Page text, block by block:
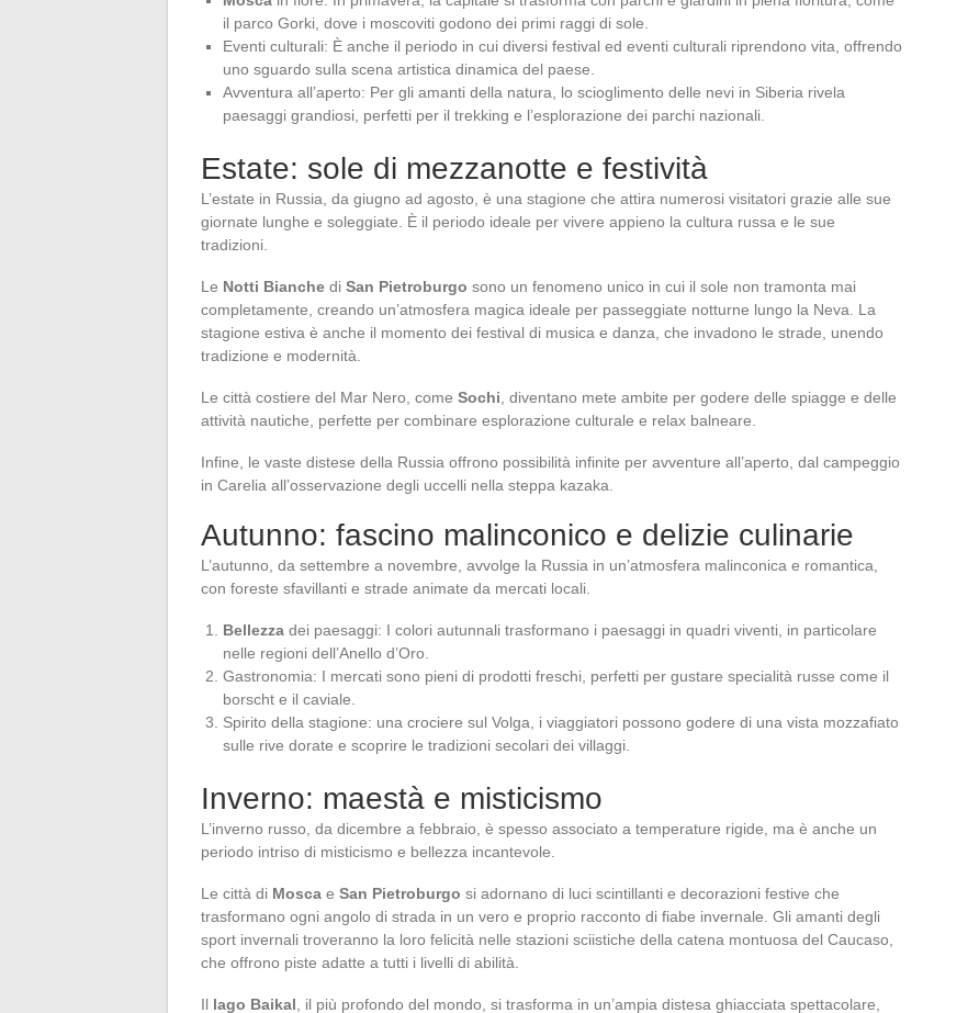
il parco Gorki, dove i moscoviti godono dei primi raggi di sole.
Eventi culturali: È anche il periodo in cui diversi festival ed eventi culturali riprendono vita, offrendo
uno sguardo sulla scena artistica dinamica del paese.
Avventura all’aperto: Per gli amanti della natura, lo scioglimento delle nevi in Siberia rivela
paesaggi grandiosi, perfetti per il trekking e l’esplorazione dei parchi nazionali.
Estate: sole di mezzanotte e festività
L’estate in Russia, da giugno ad agosto, è una stagione che attira numerosi visitatori grazie alle sue
giornate lunghe e soleggiate. È il periodo ideale per vivere appieno la cultura russa e le sue
tradizioni.
Le Notti Bianche di San Pietroburgo sono un fenomeno unico in cui il sole non tramonta mai
completamente, creando un’atmosfera magica ideale per passeggiate notturne lungo la Neva. La
stagione estiva è anche il momento dei festival di musica e danza, che invadono le strade, unendo
tradizione e modernità.
Le città costiere del Mar Nero, come Sochi , diventano mete ambite per godere delle spiagge e delle
attività nautiche, perfette per combinare esplorazione culturale e relax balneare.
Infine, le vaste distese della Russia offrono possibilità infinite per avventure all’aperto, dal campeggio
in Carelia all’osservazione degli uccelli nella steppa kazaka.
Autunno: fascino malinconico e delizie culinarie
L’autunno, da settembre a novembre, avvolge la Russia in un’atmosfera malinconica e romantica,
con foreste sfavillanti e strade animate da mercati locali.
Bellezza dei paesaggi: I colori autunnali trasformano i paesaggi in quadri viventi, in particolare
nelle regioni dell’Anello d’Oro.
Gastronomia: I mercati sono pieni di prodotti freschi, perfetti per gustare specialità russe come il
borscht e il caviale.
Spirito della stagione: una crociere sul Volga, i viaggiatori possono godere di una vista mozzafiato
sulle rive dorate e scoprire le tradizioni secolari dei villaggi.
Inverno: maestà e misticismo
L’inverno russo, da dicembre a febbraio, è spesso associato a temperature rigide, ma è anche un
periodo intriso di misticismo e bellezza incantevole.
Le città di Mosca e San Pietroburgo si adornano di luci scintillanti e decorazioni festive che
trasformano ogni angolo di strada in un vero e proprio racconto di fiabe invernale. Gli amanti degli
sport invernali troveranno la loro felicità nelle stazioni sciistiche della catena montuosa del Caucaso,
che offrono piste adatte a tutti i livelli di abilità.
Il lago Baikal , il più profondo del mondo, si trasforma in un’ampia distesa ghiacciata spettacolare,